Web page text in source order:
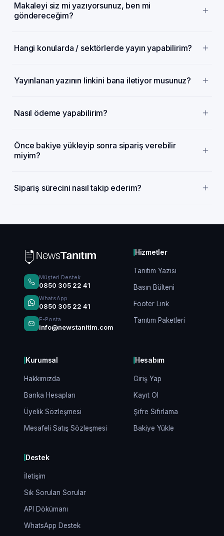
Makaleyi siz mi yazıyorsunuz, ben mi
göndereceğim?
Hangi konularda / sektörlerde yayın yapabilirim?
Yayınlanan yazının linkini bana iletiyor musunuz?
Nasıl ödeme yapabilirim?
Önce bakiye yükleyip sonra sipariş verebilir
miyim?
Sipariş sürecini nasıl takip ederim?
Müşteri Destek
0850 305 22 41
WhatsApp
0850 305 22 41
E-Posta
info@newstanitim.com
Hizmetler
Tanıtım Yazısı
Basın Bülteni
Footer Link
Tanıtım Paketleri
Kurumsal
Hakkımızda
Banka Hesapları
Üyelik Sözleşmesi
Mesafeli Satış Sözleşmesi
Hesabım
Giriş Yap
Kayıt Ol
Şifre Sıfırlama
Bakiye Yükle
Destek
İletişim
Sık Sorulan Sorular
API Dökümanı
WhatsApp Destek